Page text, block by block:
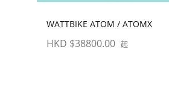
WATTBIKE ATOM / ATOMX
HKD $38800.00 起